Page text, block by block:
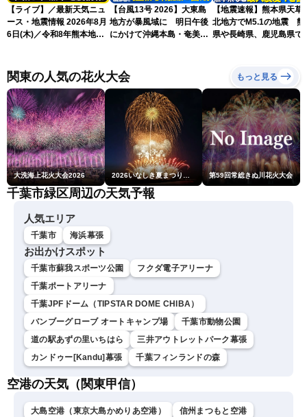
【ライブ】／最新天気ニュ
ース・地震情報 2026年8月
6日(木)／令和8年熊本地震
ースLiVEアフタヌーン・青
原桃香／本田竜也〉
【台風13号 2026】大東島
地方が暴風域に 明日午後
にかけて沖縄本島・奄美通
【地震速報】熊本県天草
北地方でM5.1の地震 熊
県や長崎県、鹿児島県で
関東の人気の花火大会 もっと見る
大洗海上花火大会2026 第59回常総きぬ川花火大会
千葉市緑区周辺の天気予報
人気エリア
千葉市 海浜幕張
お出かけスポット
千葉市蘇我スポーツ公園
フクダ電子アリーナ
千葉ポートアリーナ
千葉JPFドーム（TIPSTAR DOME CHIBA）
バンブーグローブ オートキャンプ場
千葉市動物公園
道の駅あずの里いちはら
三井アウトレットパーク幕張
カンドゥー[Kandu]幕張
千葉フィンランドの森
空港の天気（関東甲信）
大島空港（東京大島かめりあ空港）
信州まつもと空港